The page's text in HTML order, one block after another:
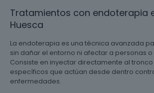
Tratamientos con endoterapia
Huesca
La endoterapia es una técnica avanzada
sin dañar el entorno ni afectar a personas
Consiste en inyectar directamente al
específicos que actúan desde dentro
enfermedades.